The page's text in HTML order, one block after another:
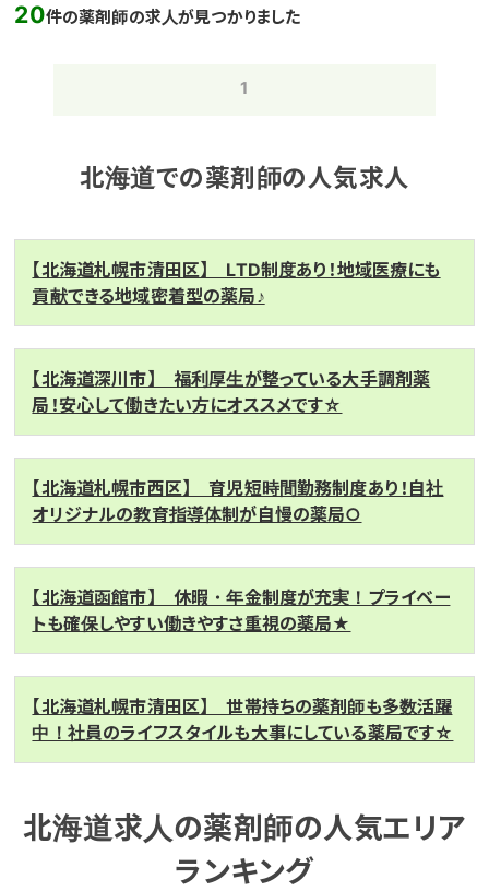
20件の薬剤師の求人が見つかりました
1
北海道での薬剤師の人気求人
【北海道札幌市清田区】 LTD制度あり！地域医療にも
貢献できる地域密着型の薬局♪
【北海道深川市】 福利厚生が整っている大手調剤薬
局！安心して働きたい方にオススメです☆
【北海道札幌市西区】 育児短時間勤務制度あり！自社
オリジナルの教育指導体制が自慢の薬局○
【北海道函館市】 休暇・年金制度が充実！プライベー
トも確保しやすい働きやすさ重視の薬局★
【北海道札幌市清田区】 世帯持ちの薬剤師も多数活躍
中！社員のライフスタイルも大事にしている薬局です☆
北海道求人の薬剤師の人気エリア
ランキング